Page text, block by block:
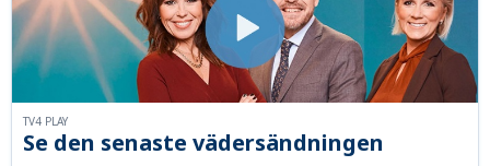
Se den senaste vädersändningen
TV4 PLAY